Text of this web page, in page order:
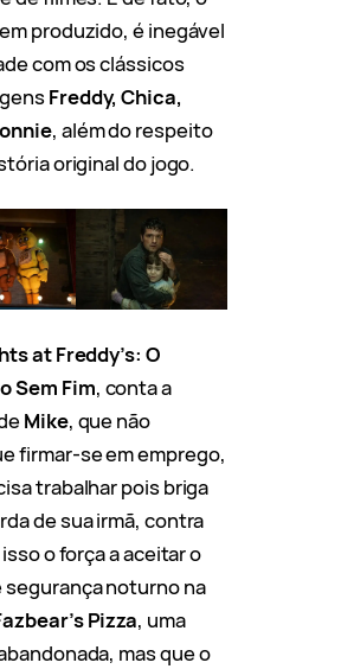
produzido, é inegável
com os clássicos
Freddy, Chica,
, além do respeito
original do jogo.
at Freddy’s: O
Sem Fim, conta a
Mike, que não
firmar-se em emprego,
trabalhar pois briga
de sua irmã, contra
o força a aceitar o
segurança noturno na
Pizza, uma
mas que o